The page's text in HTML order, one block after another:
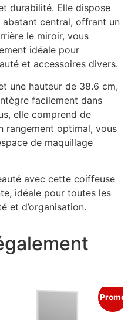
durabilité. Elle dispose
abatant central, offrant un
le miroir, vous
idéale pour
et accessoires divers.
une hauteur de 38.6 cm,
facilement dans
elle comprend de
rangement optimal, vous
de maquillage
avec cette coiffeuse
idéale pour toutes les
et d’organisation.
Promo